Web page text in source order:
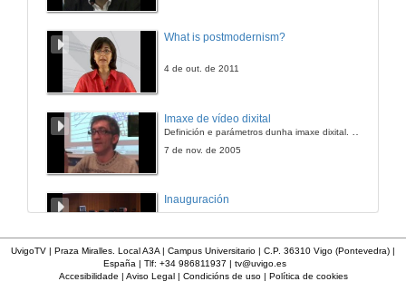
4 de mar. de 2015
Revista dixital de arte contemporánero
A Lata Muda. Preguntas
Revista dixital de arte contemporánero
What is postmodernism?
4 de out. de 2011
Imaxe de vídeo dixital
Definición e parámetros dunha imaxe dixital. Resolución e Aspecto. Profundidade da cor. Compresión. Frame por segundo. Entrelazado. Campos, cadros
7 de nov. de 2005
Inauguración
UvigoTV | Praza Miralles. Local A3A | Campus Universitario | C.P. 36310 Vigo (Pontevedra) |
España | Tlf: +34 986811937 | tv@uvigo.es
Accesibilidade | Aviso Legal| Condicións de uso| Política de cookies